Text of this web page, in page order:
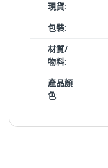
現貨:
包裝:
材質/
物料:
產品顏
色: